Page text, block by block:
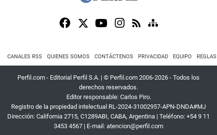
CANALES RSS QUIENES SOMOS CONTÁCTENOS PRIVACIDAD EQUIPO
Perfil.com - Editorial Perfil S.A. | © Perfil.com 2006-2026 - Todos los
derechos reservados.
Editor responsable: Carlos Piro.
Registro de la propiedad intelectual RL-2024-31002957-APN-DNDA#MJ
Dirección: California 2715, C1289ABI, CABA, Argentina | Teléfono: +54 9 11
3453 4567 | E-mail: atencion@perfil.com